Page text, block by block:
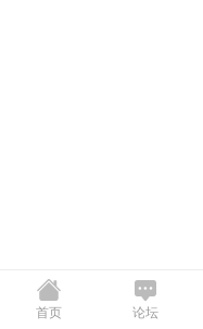
首页 论坛